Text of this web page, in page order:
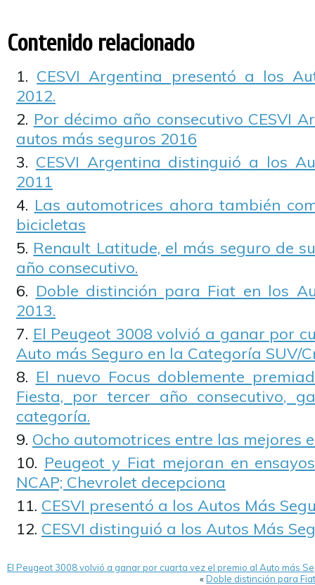
Contenido relacionado
CESVI Argentina presentó a los
2012.
Por décimo año consecutivo CESVI
autos más seguros 2016
CESVI Argentina distinguió a los
2011
Las automotrices ahora también
bicicletas
Renault Latitude, el más seguro de
año consecutivo.
Doble distinción para Fiat en los
2013.
El Peugeot 3008 volvió a ganar por
Auto más Seguro en la Categoría SUV/
El nuevo Focus doblemente
Fiesta, por tercer año consecutivo,
categoría.
Ocho automotrices entre las mejores
Peugeot y Fiat mejoran en
NCAP; Chevrolet decepciona
CESVI presentó a los Autos Más
CESVI distinguió a los Autos Más
El Peugeot 3008 volvió a ganar por cuarta vez el premio al Auto más
«Doble distinción para